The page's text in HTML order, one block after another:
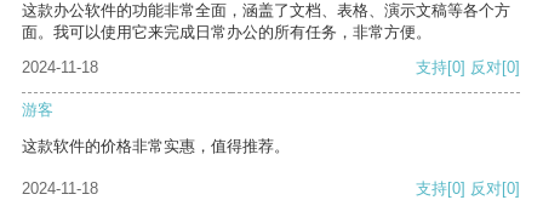
这款办公软件的功能非常全面，涵盖了文档、表格、演示文稿等各个方
面。我可以使用它来完成日常办公的所有任务，非常方便。
2024-11-18
支持[0] 反对[0]
游客
这款软件的价格非常实惠，值得推荐。
2024-11-18 支持[0] 反对[0]